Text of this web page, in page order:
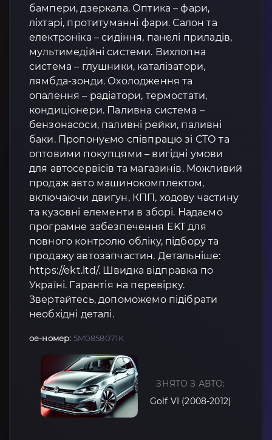
бампери, дзеркала. Оптика – фари,
ліхтарі, протитуманні фари. Салон та
електроніка – сидіння, панелі приладів,
мультимедійні системи. Вихлопна
система – глушники, каталізатори,
лямбда-зонди. Охолодження та
опалення – радіатори, термостати,
кондиціонери. Паливна система –
бензонасоси, паливні рейки, паливні
баки. Пропонуємо співпрацю зі СТО та
оптовими покупцями – вигідні умови
для автосервісів та магазинів. Можливий
продаж авто машинокомплектом,
включаючи двигун, КПП, ходову частину
та кузовні елементи в зборі. Надаємо
програмне забезпечення EKT для
повного контролю обліку, підбору та
продажу автозапчастин. Детальніше:
https://ekt.ltd/. Швидка відправка по
Україні. Гарантія на перевірку.
Звертайтесь, допоможемо підібрати
необхідні деталі.
oe-номер: 5M0858071K
ЗНЯТО З АВТО:
Golf VI (2008-2012)